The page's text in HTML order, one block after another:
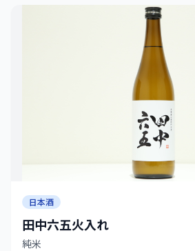
日本酒
田中六五火入れ
純米